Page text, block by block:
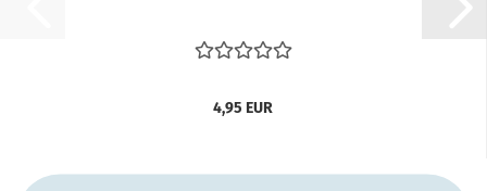
4,95 EUR